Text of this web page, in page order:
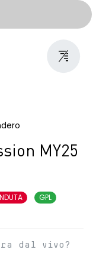
MY25
GPL
dal vivo?